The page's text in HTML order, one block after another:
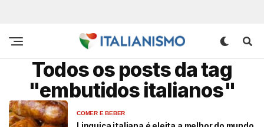
Todos os posts da tag
"embutidos italianos"
COMER E BEBER